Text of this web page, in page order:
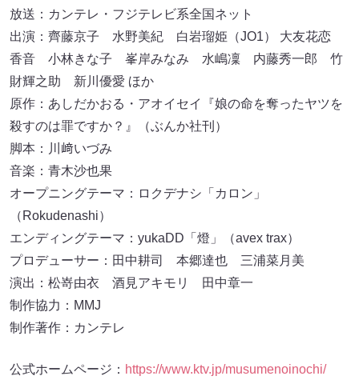
放送：カンテレ・フジテレビ系全国ネット
出演：齊藤京子 水野美紀 白岩瑠姫（JO1） 大友花恋
香音 小林きな子 峯岸みなみ 水嶋凜 内藤秀一郎 竹
財輝之助 新川優愛 ほか
原作：あしだかおる・アオイセイ『娘の命を奪ったヤツを
殺すのは罪ですか？』（ぶんか社刊）
脚本：川﨑いづみ
音楽：青木沙也果
オープニングテーマ：ロクデナシ「カロン」
（Rokudenashi）
エンディングテーマ：yukaDD「燈」（avex trax）
プロデューサー：田中耕司 本郷達也 三浦菜月美
演出：松嵜由衣 酒見アキモリ 田中章一
制作協力：MMJ
制作著作：カンテレ
公式ホームページ： https://www.ktv.jp/musumenoinochi/